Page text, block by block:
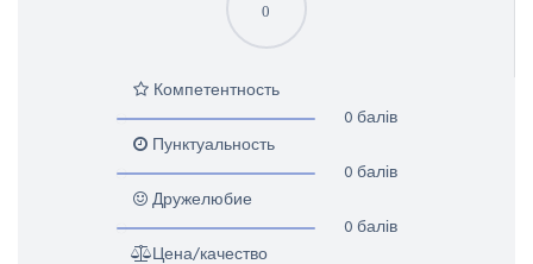
0
Компетентность
0 балів
Пунктуальность
0 балів
Дружелюбие
0 балів
Цена/качество